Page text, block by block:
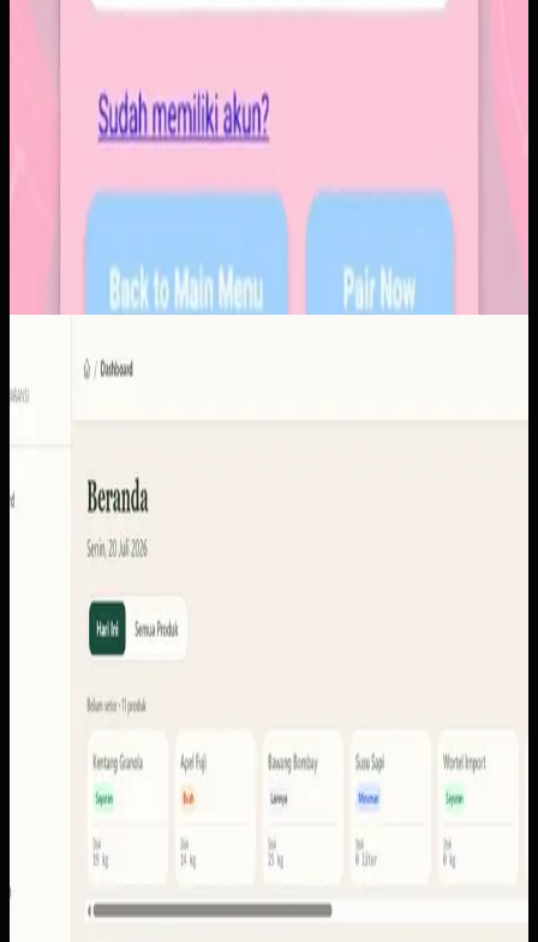
KUD Transparansi
Sebelumnya
Sistem ini perlu menyatukan konteks setoran, produk,
anggota, stok, laporan, pencairan, dan portal pengguna
dibutuhkan.
Yang kami bangun
mencakup dasbor operasional, setoran dan settlements,
portal pengguna.
Baca studi kasus